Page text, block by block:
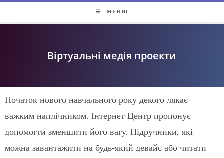
МЕНЮ
Віртуальні медія проекти
Початок нового навчального року декого лякає
важким наплічником. Інтернет Центр пропонує
допомогти зменшити його вагу. Підручники, які
можна завантажити на будь-який девайс або читати